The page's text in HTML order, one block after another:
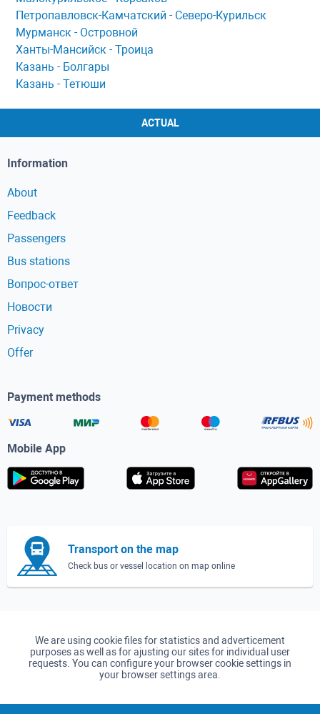
Петропaвловск-Кaмчaтский - Северо-Курильск
Мурманск - Островной
Ханты-Мансийск - Троица
Казань - Болгары
Казань - Тетюши
ACTUAL
Information
About
Feedback
Passengers
Bus stations
Вопрос-ответ
Новости
Privacy
Offer
Payment methods
Mobile App
Transport on the map
Check bus or vessel location on map online
We are using cookie files for statistics and adverticement
purposes as well as for ajusting our sites for individual user
requests. You can configure your browser cookie settings in
your browser settings area.